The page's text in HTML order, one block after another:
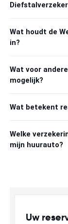
Wat houdt de
in?
Wat voor
mogelijk?
Wat betekent
Welke
mijn huurauto?
Uw